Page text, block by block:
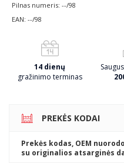
Pilnas numeris: --/98
EAN: --/98
14 dienų
gražinimo terminas
PREKĖS KODAI
Prekės kodas, OEM
su originalios atsarginės